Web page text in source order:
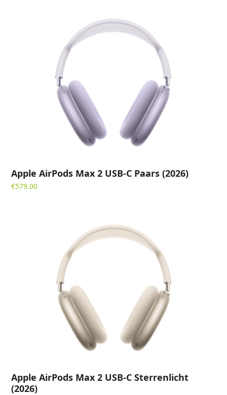
Apple AirPods Max 2 USB-C Paars (2026)
€579.00
Apple AirPods Max 2 USB-C Sterrenlicht
(2026)